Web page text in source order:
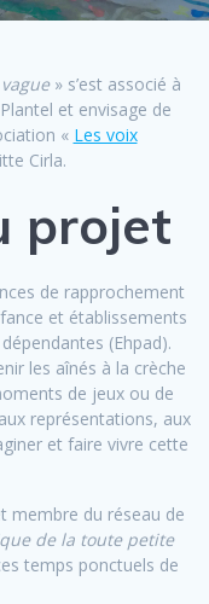
» s’est associé à
et envisage de
« Les voix
Cirla.
projet
de rapprochement
et établissements
(Ehpad).
les aînés à la crèche
de jeux ou de
représentations, aux
et faire vivre cette
membre du réseau de
de la toute petite
temps ponctuels de